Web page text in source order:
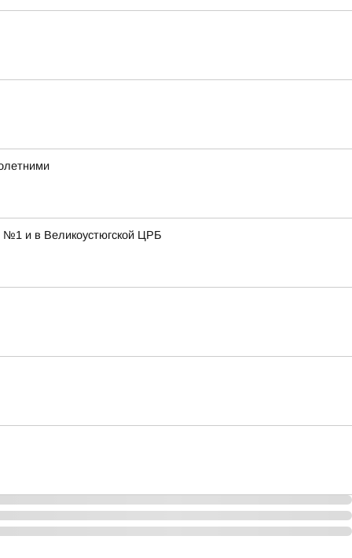
№1 и в Великоустюгской ЦРБ